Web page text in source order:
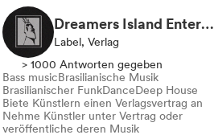
Dreamers Island Entertainment
Label, Verlag
> 1000 Antworten gegeben
Bass musicBrasilianische Musik
Brasilianischer FunkDanceDeep House
Biete Künstlern einen Verlagsvertrag an
Nehme Künstler unter Vertrag oder
veröffentliche deren Musik